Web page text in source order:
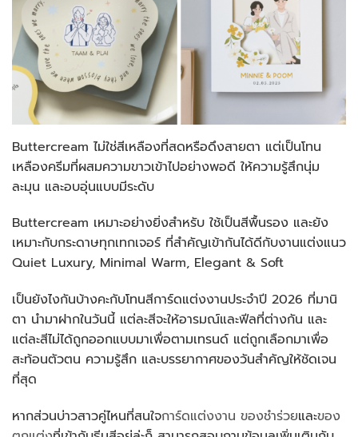
Buttercream ไม่ใช่สีเหลืองที่สดหรือดึงสายตา แต่เป็นโทน
เหลืองครีมที่ผสมความขาวเข้าไปอย่างพอดี ให้ความรู้สึกนุ่ม
ละมุน และอบอุ่นแบบมีระดับ
Buttercream เหมาะอย่างยิ่งสำหรับ ใช้เป็นสีพื้นรอง และยัง
เหมาะกับกระดาษทุกเทกเจอร์ ที่สำคัญเข้ากันได้ดีกับงานแต่งแนว
Quiet Luxury, Minimal Warm, Elegant & Soft
เป็นยังไงกันบ้างคะกับโทนสีการ์ดแต่งงานประจำปี 2026 ที่มานิ
ตา นำมาฝากในวันนี้ แต่ละสีจะให้อารมณ์และฟีลที่ต่างกัน และ
แต่ละสีไม่ได้ถูกออกแบบมาเพื่อตามเทรนด์ แต่ถูกเลือกมาเพื่อ
สะท้อนตัวตน ความรู้สึก และบรรยากาศของวันสำคัญให้ชัดเจน
ที่สุด
หากส่วนบ่าวสาวคู่ไหนที่สนใจการ์ดแต่งงาน ของชำร่วยและของ